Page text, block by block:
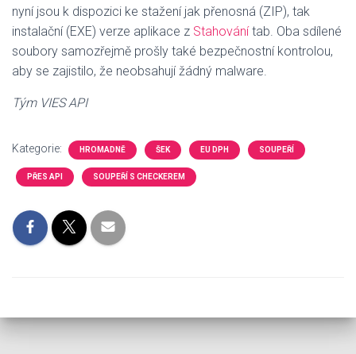
nyní jsou k dispozici ke stažení jak přenosná (ZIP), tak
instalační (EXE) verze aplikace z Stahovánítab. Oba sdílené
soubory samozřejmě prošly také bezpečnostní kontrolou,
aby se zajistilo, že neobsahují žádný malware.
Tým VIES API
Kategorie: HROMADNĚ ŠEK EU DPH SOUPEŘÍ
PŘES API SOUPEŘÍ S CHECKEREM